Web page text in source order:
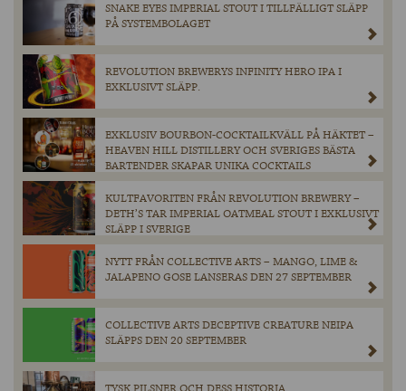
SNAKE EYES IMPERIAL STOUT I TILLFÄLLIGT SLÄPP
PÅ SYSTEMBOLAGET
REVOLUTION BREWERYS INFINITY HERO IPA I
EXKLUSIVT SLÄPP.
EXKLUSIV BOURBON-COCKTAILKVÄLL PÅ HÄKTET –
HEAVEN HILL DISTILLERY OCH SVERIGES BÄSTA
BARTENDER SKAPAR UNIKA COCKTAILS
KULTFAVORITEN FRÅN REVOLUTION BREWERY –
DETH’S TAR IMPERIAL OATMEAL STOUT I EXKLUSIVT
SLÄPP I SVERIGE
NYTT FRÅN COLLECTIVE ARTS – MANGO, LIME &
JALAPENO GOSE LANSERAS DEN 27 SEPTEMBER
COLLECTIVE ARTS DECEPTIVE CREATURE NEIPA
SLÄPPS DEN 20 SEPTEMBER